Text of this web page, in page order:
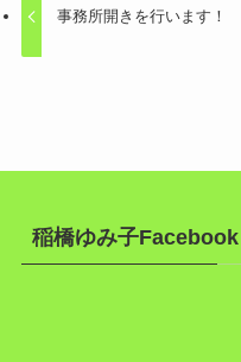
事務所開きを行います！
稲橋ゆみ子Facebook